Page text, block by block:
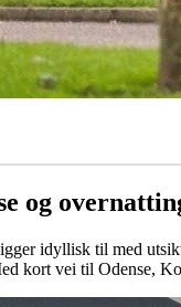
og
idyllisk til med
kort vei til Odense,